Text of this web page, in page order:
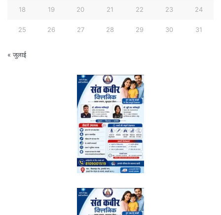
18 19 20 21 22 23 24
25 26 27 28 29 30 31
« जुलाई